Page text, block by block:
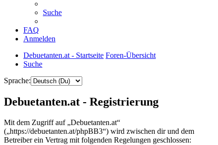
Suche
FAQ
Anmelden
Debuetanten.at - Startseite Foren-Übersicht
Suche
Sprache:
Debuetanten.at - Registrierung
Mit dem Zugriff auf „Debuetanten.at“
(„https://debuetanten.at/phpBB3“) wird zwischen dir und dem
Betreiber ein Vertrag mit folgenden Regelungen geschlossen: